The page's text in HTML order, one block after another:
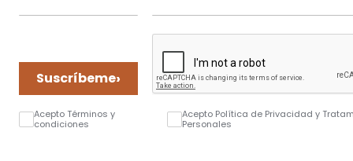
Suscríbeme›
Acepto Términos y
condiciones
Acepto Política de Privacidad y
Personales